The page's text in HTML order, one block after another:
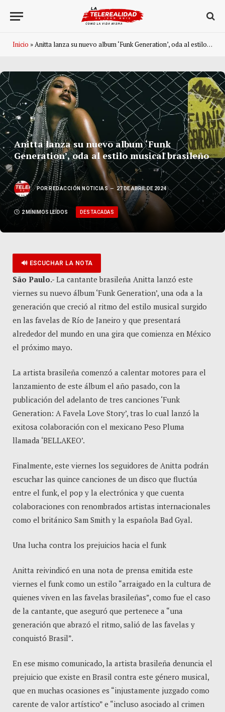
Inicio »Anitta lanza su nuevo album ‘Funk Generation’, oda al estilo musical brasileño
Anitta lanza su nuevo album ‘Funk
Generation’, oda al estilo musical brasileño
PORREDACCIÓN NOTICIAS 27 DE ABRIL DE 2024
2 MÍNIMOS LEÍDOS DESTACADAS
🔊 ESCUCHAR LA NOTA
São Paulo.- La cantante brasileña Anitta lanzó este
viernes su nuevo álbum ‘Funk Generation’, una oda a la
generación que creció al ritmo del estilo musical surgido
en las favelas de Río de Janeiro y que presentará
alrededor del mundo en una gira que comienza en México
el próximo mayo.
La artista brasileña comenzó a calentar motores para el
lanzamiento de este álbum el año pasado, con la
publicación del adelanto de tres canciones ‘Funk
Generation: A Favela Love Story’, tras lo cual lanzó la
exitosa colaboración con el mexicano Peso Pluma
llamada ‘BELLAKEO’.
Finalmente, este viernes los seguidores de Anitta podrán
escuchar las quince canciones de un disco que fluctúa
entre el funk, el pop y la electrónica y que cuenta
colaboraciones con renombrados artistas internacionales
como el británico Sam Smith y la española Bad Gyal.
Una lucha contra los prejuicios hacia el funk
Anitta reivindicó en una nota de prensa emitida este
viernes el funk como un estilo “arraigado en la cultura de
quienes viven en las favelas brasileñas”, como fue el caso
de la cantante, que aseguró que pertenece a “una
generación que abrazó el ritmo, salió de las favelas y
conquistó Brasil”.
En ese mismo comunicado, la artista brasileña denuncia el
prejuicio que existe en Brasil contra este género musical,
que en muchas ocasiones es “injustamente juzgado como
carente de valor artístico” e “incluso asociado al crimen